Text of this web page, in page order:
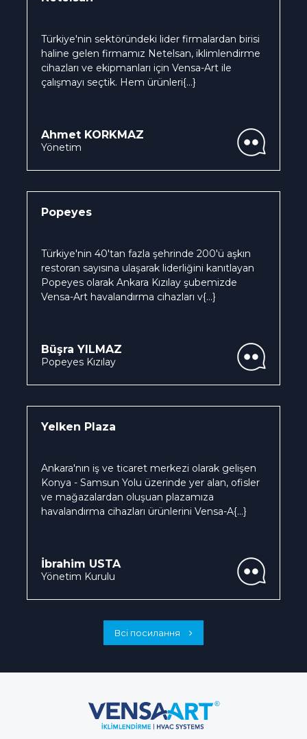
Türkiye'nin sektöründeki lider firmalardan birisi
haline gelen firmamız Netelsan, iklimlendirme
cihazları ve ekipmanları için Vensa-Art ile
çalışmayı seçtik. Hem ürünleri{...}
Ahmet KORKMAZ
Yönetim
Popeyes
Türkiye'nin 40'tan fazla şehrinde 200'ü aşkın
restoran sayısına ulaşarak liderliğini kanıtlayan
Popeyes olarak Ankara Kızılay şubemizde
Vensa-Art havalandırma cihazları v{...}
Büşra YILMAZ
Popeyes Kızılay
Yelken Plaza
Ankara'nın iş ve ticaret merkezi olarak gelişen
Konya - Samsun Yolu üzerinde yer alan, ofisler
ve mağazalardan oluşuan plazamıza
havalandırma cihazları ürünlerini Vensa-A{...}
İbrahim USTA
Yönetim Kurulu
Всі посилання